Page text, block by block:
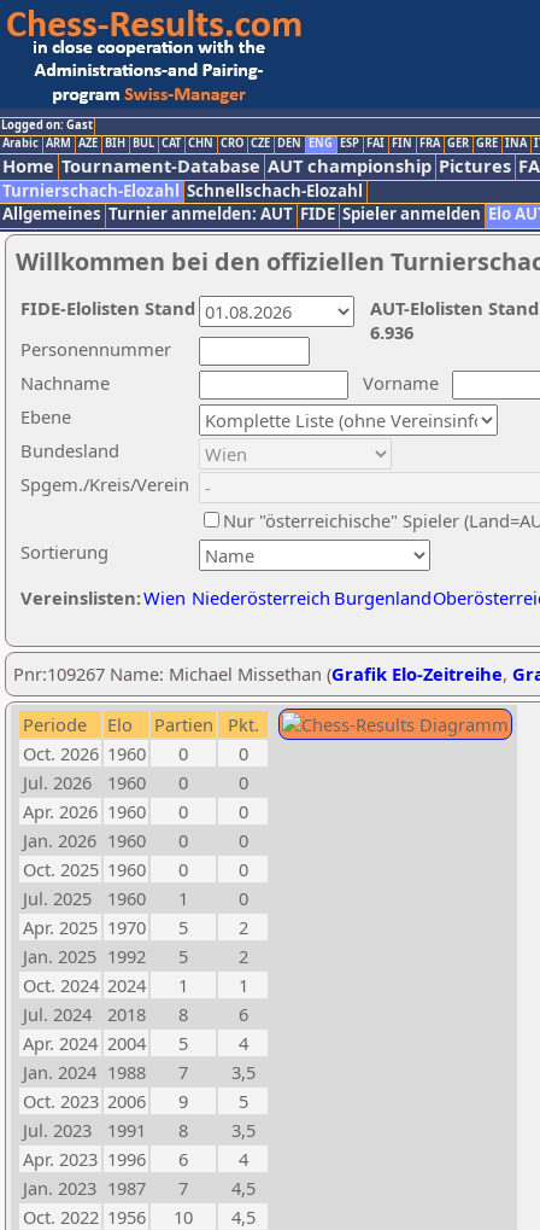
Logged on: Gast
Arabic ARM AZE BIH BUL CAT CHN CRO CZE DEN ENG ESP FAI FIN FRA GER GRE INA
Home Tournament-Database AUT championship Pictures
Turnierschach-Elozahl Schnellschach-Elozahl
Allgemeines Turnier anmelden: AUT FIDE Spieler anmelden Elo
Willkommen bei den offiziellen
Nachname
Vorname
Ebene
Sortierung
Personennummer
Bundesland
Spgem./Kreis/Verein
Nur "österreichische" Spieler
Vereinslisten:Wien Niederösterreich Burgenland
AUT-Elolisten
6.936
FIDE-Elolisten Stand
Pnr:109267 Name: Michael Missethan (Grafik Elo-Zeitreihe,
Periode Elo Partien
Pkt.
Oct. 2026 1960 0
0
Jul. 2026
1960 0
0
Apr. 2026 1960 0
0
Jan. 2026 1960 0
0
Oct. 2025 1960 0
0
Jul. 2025
1960 1
0
Apr. 2025 1970 5
2
Jan. 2025 1992 5
2
Oct. 2024 2024 1
1
Jul. 2024
2018 8
6
Apr. 2024 2004 5
4
Jan. 2024 1988 7
3,5
Oct. 2023 2006 9
5
Jul. 2023
1991 8
3,5
Apr. 2023 1996 6
4
Jan. 2023 1987 7
4,5
Oct. 2022 1956 10
4,5